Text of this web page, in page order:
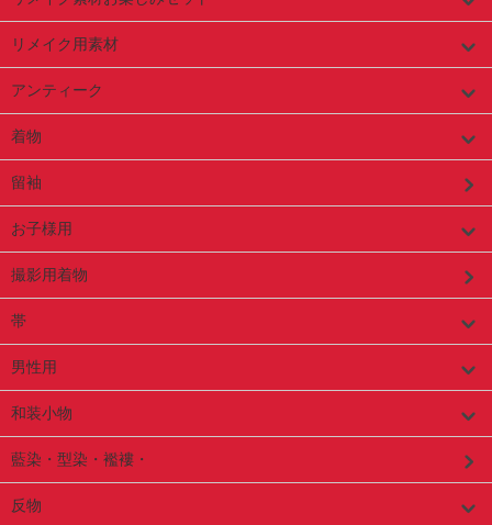
リメイク用素材
アンティーク
着物
留袖
お子様用
撮影用着物
帯
男性用
和装小物
藍染・型染・襤褸・
反物